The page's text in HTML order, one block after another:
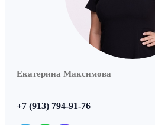
Екатерина Максимова
+7 (913) 794-91-76